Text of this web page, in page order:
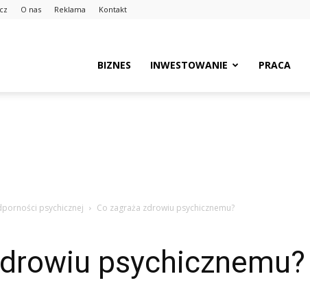
O nas Reklama Kontakt
BIZNES INWESTOWANIE PRACA
psychicznej Co zagraża zdrowiu psychicznemu?
psychicznemu?